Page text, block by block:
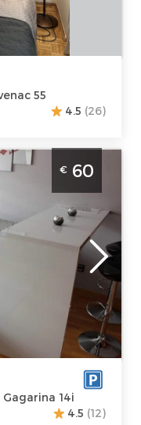
:
55
4.5 (26)
Beograd Novi
na dan za 4
:
:
€ 60
14i
4.5 (12)